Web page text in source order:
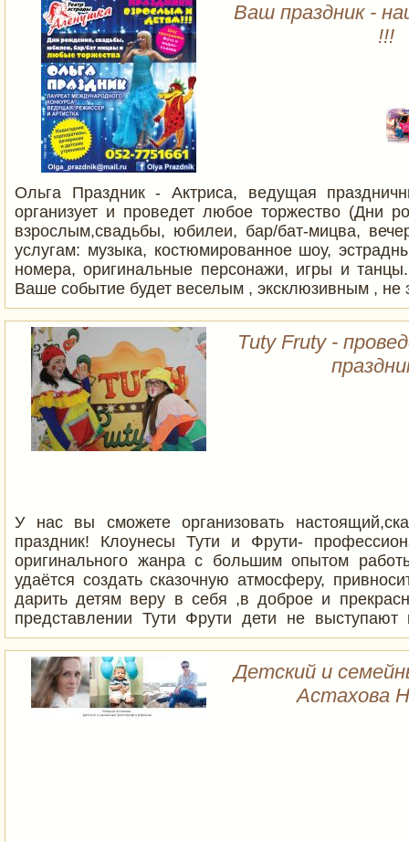
Ваш праздник -
!!!
Ольга Праздник - Актриса, ведущая
организует и проведет любое торжество (Дни
взрослым,свадьбы, юбилеи, бар/бат-мицва,
услугам: музыка, костюмированное шоу,
номера, оригинальные персонажи, игры и
Ваше событие будет веселым , эксклюзивным ,
Тuty Fruty -
У нас вы сможете организовать
праздник! Клоунесы Тути и Фрути-
оригинального жанра с большим опытом
удаётся создать сказочную атмосферу,
дарить детям веру в себя ,в доброе и
представлении Тути Фрути дети не выступают
наблюдатели, они являются неотъемлемой
учатся показывать фокусы, сами создают
пузыри, мастерят волшебный микрофон,
конкурсах и получают за это много подарков
воздушных шаров ,аквамакияж и многое
Детский и
Астахова